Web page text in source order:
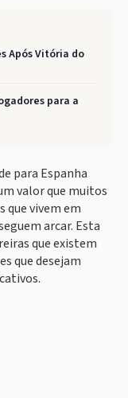
Após Vitória do
para a
para Espanha
valor que muitos
que vivem em
arcar. Esta
que existem
que desejam